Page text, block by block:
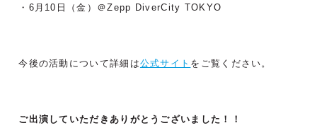
・6月10日（金）＠Zepp DiverCity TOKYO
今後の活動について詳細は公式サイト をご覧ください。
ご出演していただきありがとうございました！！